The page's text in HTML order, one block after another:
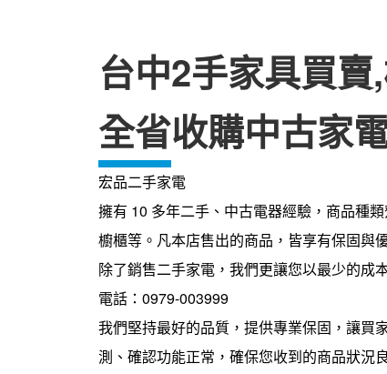
台中2手家具買
全省收購中古家
宏品二手家電
擁有 10 多年二手、中古電器經驗，商品種
櫥櫃等。凡本店售出的商品，皆享有保固與
除了銷售二手家電，我們更讓您以最少的成
電話：0979-003999
我們堅持最好的品質，提供專業保固，讓買
測、確認功能正常，確保您收到的商品狀況